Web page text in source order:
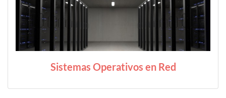
Sistemas Operativos en Red